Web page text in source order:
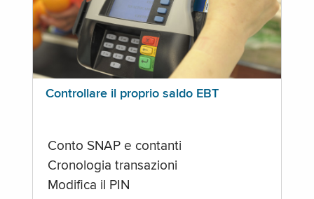
Controllare il proprio saldo EBT
Conto SNAP e contanti
Cronologia transazioni
Modifica il PIN